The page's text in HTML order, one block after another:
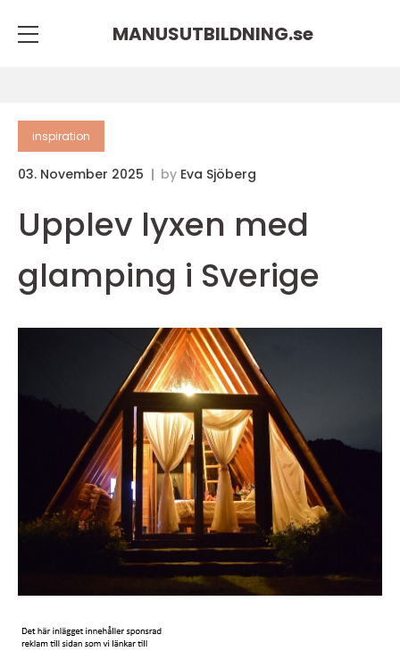
MANUSUTBILDNING.se
inspiration
03. November 2025 by Eva Sjöberg
Upplev lyxen med
glamping i Sverige